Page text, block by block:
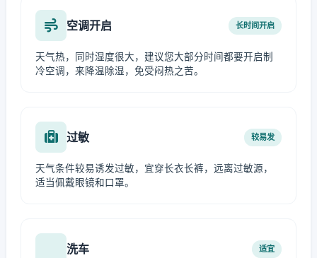
空调开启 长时间开启
天气热，同时湿度很大，建议您大部分时间都要开启制
冷空调，来降温除湿，免受闷热之苦。
过敏 较易发
天气条件较易诱发过敏，宜穿长衣长裤，远离过敏源，
适当佩戴眼镜和口罩。
洗车 适宜